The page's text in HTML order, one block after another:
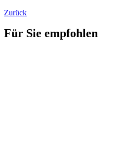
Zurück
Für Sie empfohlen